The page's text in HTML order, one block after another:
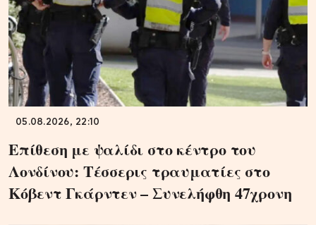
05.08.2026, 22:10
Επίθεση με ψαλίδι στο κέντρο του
Λονδίνου: Τέσσερις τραυματίες στο
Κόβεντ Γκάρντεν – Συνελήφθη 47χρονη